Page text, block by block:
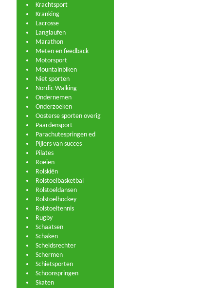
Krachtsport
Kranking
Lacrosse
Langlaufen
Marathon
Meten en feedback
Motorsport
Mountainbiken
Niet sporten
Nordic Walking
Ondernemen
Onderzoeken
Oosterse sporten overig
Paardensport
Parachutespringen ed
Pijlers van succes
Pilates
Roeien
Rolskiën
Rolstoelbasketbal
Rolstoeldansen
Rolstoelhockey
Rolstoeltennis
Rugby
Schaatsen
Schaken
Scheidsrechter
Schermen
Schietsporten
Schoonspringen
Skaten